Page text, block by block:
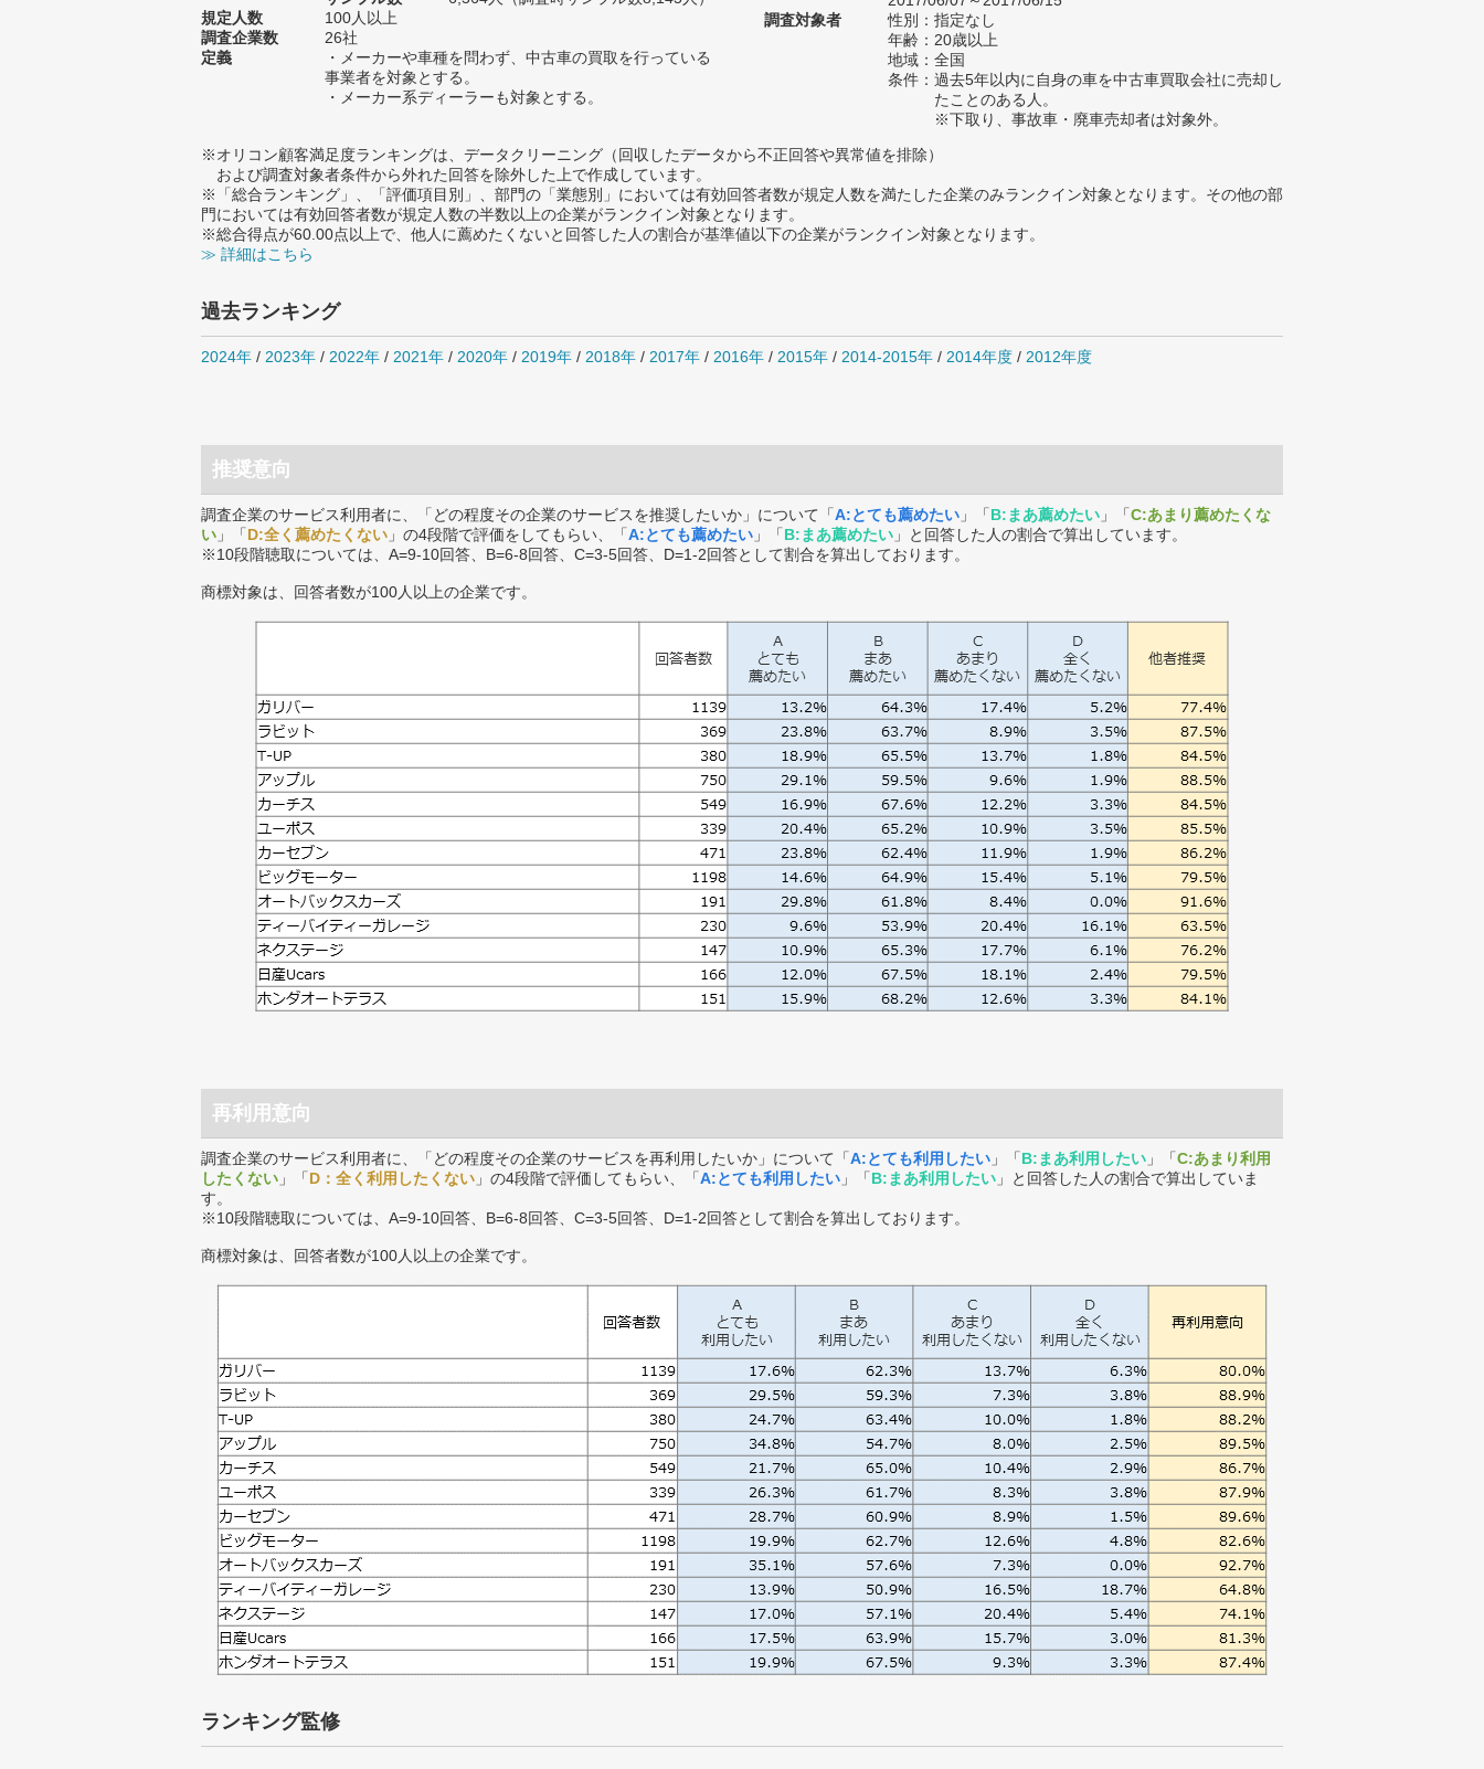
規定人数
100人以上
調査企業数
26社
定義
・メーカーや車種を問わず、中古車の買取を行っている
事業者を対象とする。
・メーカー系ディーラーも対象とする。
調査対象者
性別：指定なし
年齢：20歳以上
地域：全国
条件：過去5年以内に自身の車を中古車買取会社に売却し
たことのある人。
※下取り、事故車・廃車売却者は対象外。
※オリコン顧客満足度ランキングは、データクリーニング（回収したデータから不正回答や異常値を排除）
および調査対象者条件から外れた回答を除外した上で作成しています。
※「総合ランキング」、「評価項目別」、部門の「業態別」においては有効回答者数が規定人数を満たした企業のみランクイン対象となります。その他の部
門においては有効回答者数が規定人数の半数以上の企業がランクイン対象となります。
※総合得点が60.00点以上で、他人に薦めたくないと回答した人の割合が基準値以下の企業がランクイン対象となります。
≫ 詳細はこちら
過去ランキング
2024年 / 2023年 / 2022年 / 2021年 / 2020年 / 2019年 / 2018年 / 2017年 / 2016年 / 2015年 / 2014-2015年 / 2014年度 / 2012年度
推奨意向
調査企業のサービス利用者に、「どの程度その企業のサービスを推奨したいか」について「A:とても薦めたい 」「B:まあ薦めたい 」「C:あまり薦めたくな
い 」「D:全く薦めたくない 」の4段階で評価をしてもらい、「A:とても薦めたい 」「B:まあ薦めたい 」と回答した人の割合で算出しています。
※10段階聴取については、A=9-10回答、B=6-8回答、C=3-5回答、D=1-2回答として割合を算出しております。
商標対象は、回答者数が100人以上の企業です。
再利用意向
調査企業のサービス利用者に、「どの程度その企業のサービスを再利用したいか」について「A:とても利用したい 」「B:まあ利用したい 」「C:あまり利用
したくない 」「D：全く利用したくない 」の4段階で評価してもらい、「A:とても利用したい 」「B:まあ利用したい 」と回答した人の割合で算出していま
す。
※10段階聴取については、A=9-10回答、B=6-8回答、C=3-5回答、D=1-2回答として割合を算出しております。
商標対象は、回答者数が100人以上の企業です。
ランキング監修